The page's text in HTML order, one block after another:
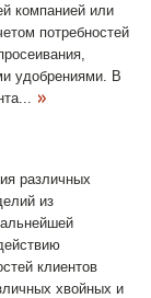
компанией или
потребностей
удобрениями. В
различных
из
клиентов
хвойных и